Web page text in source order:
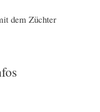
dem Züchter